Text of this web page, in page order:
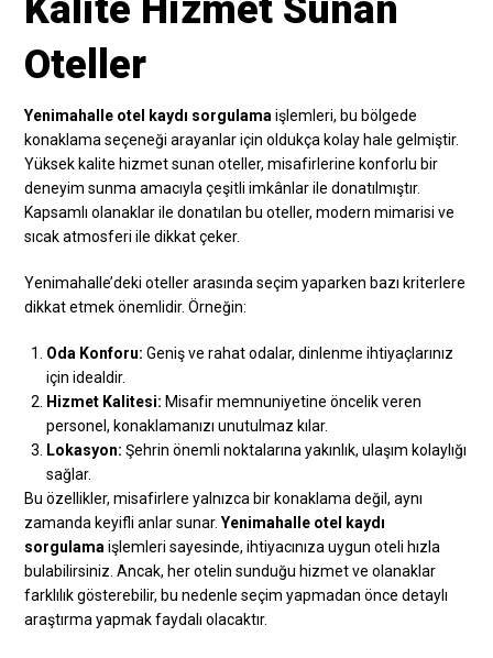
Kalite Hizmet Sunan
Oteller
Yenimahalle otel kaydı sorgulama işlemleri, bu bölgede
konaklama seçeneği arayanlar için oldukça kolay hale gelmiştir.
Yüksek kalite hizmet sunan oteller, misafirlerine konforlu bir
deneyim sunma amacıyla çeşitli imkânlar ile donatılmıştır.
Kapsamlı olanaklar ile donatılan bu oteller, modern mimarisi ve
sıcak atmosferi ile dikkat çeker.
Yenimahalle’deki oteller arasında seçim yaparken bazı kriterlere
dikkat etmek önemlidir. Örneğin:
Oda Konforu: Geniş ve rahat odalar, dinlenme ihtiyaçlarınız
için idealdir.
Hizmet Kalitesi: Misafir memnuniyetine öncelik veren
personel, konaklamanızı unutulmaz kılar.
Lokasyon: Şehrin önemli noktalarına yakınlık, ulaşım kolaylığı
sağlar.
Bu özellikler, misafirlere yalnızca bir konaklama değil, aynı
zamanda keyifli anlar sunar.Yenimahalle otel kaydı
sorgulama işlemleri sayesinde, ihtiyacınıza uygun oteli hızla
bulabilirsiniz. Ancak, her otelin sunduğu hizmet ve olanaklar
farklılık gösterebilir, bu nedenle seçim yapmadan önce detaylı
araştırma yapmak faydalı olacaktır.